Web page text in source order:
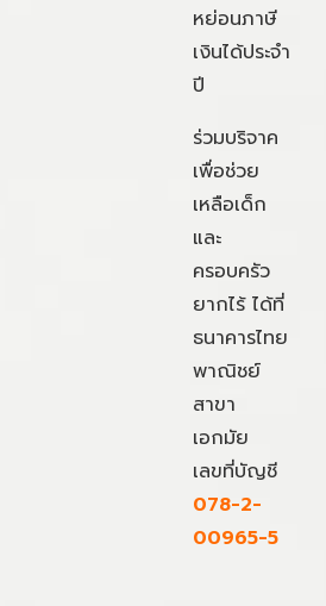
หย่อนภาษี
เงินได้ประจำ
ปี
ร่วมบริจาค
เพื่อช่วย
เหลือเด็ก
และ
ครอบครัว
ยากไร้ ได้ที่
ธนาคารไทย
พาณิชย์
สาขา
เอกมัย
เลขที่บัญชี
078-2-
00965-5